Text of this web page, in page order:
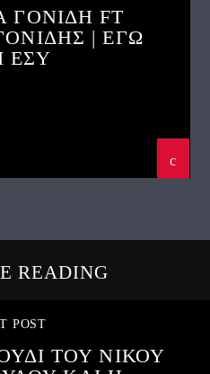
ΓΟΝΙΔΗ FT
| ΕΓΩ
ΕΣΥ
READING
POST
ΤΟΥ ΝΙΚΟΥ